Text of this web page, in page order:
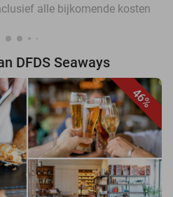
alle bijkomende kosten
DFDS Seaways
46%